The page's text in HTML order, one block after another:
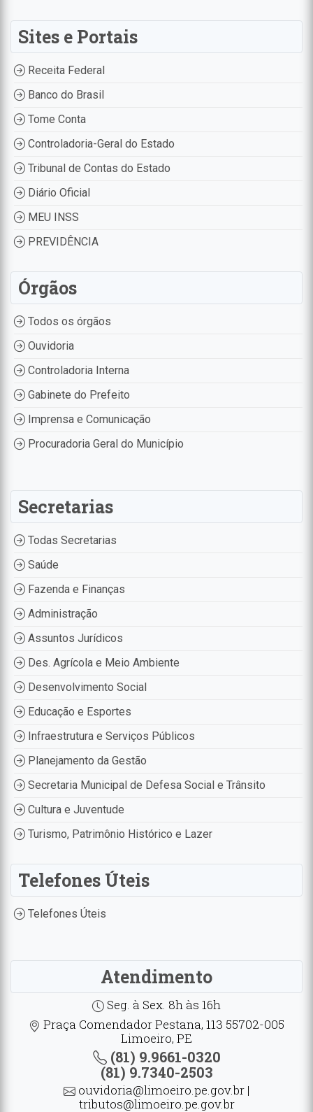
Sites e Portais
Receita Federal
Banco do Brasil
Tome Conta
Controladoria-Geral do Estado
Tribunal de Contas do Estado
Diário Oficial
MEU INSS
PREVIDÊNCIA
Órgãos
Todos os órgãos
Ouvidoria
Controladoria Interna
Gabinete do Prefeito
Imprensa e Comunicação
Procuradoria Geral do Município
Secretarias
Todas Secretarias
Saúde
Fazenda e Finanças
Administração
Assuntos Jurídicos
Des. Agrícola e Meio Ambiente
Desenvolvimento Social
Educação e Esportes
Infraestrutura e Serviços Públicos
Planejamento da Gestão
Secretaria Municipal de Defesa Social e Trânsito
Cultura e Juventude
Turismo, Patrimônio Histórico e Lazer
Telefones Úteis
Telefones Úteis
Atendimento
Seg. à Sex. 8h às 16h
Praça Comendador Pestana, 113 55702-005
Limoeiro, PE
(81) 9.9661-0320
(81) 9.7340-2503
ouvidoria@limoeiro.pe.gov.br |
tributos@limoeiro.pe.gov.br